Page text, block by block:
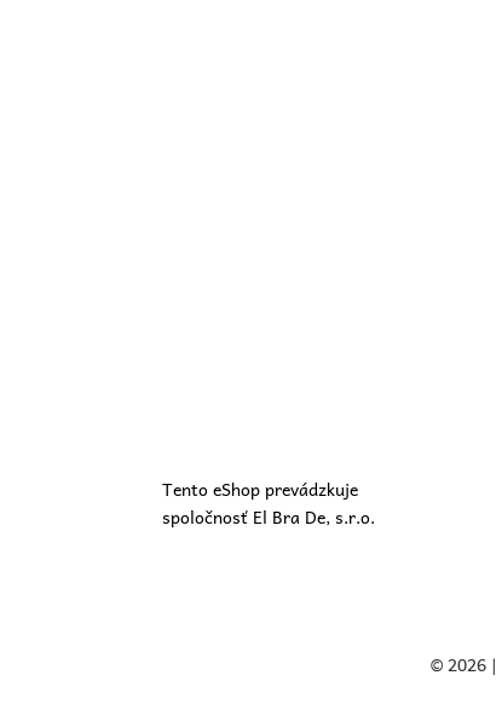
Tento eShop prevádzkuje
spoločnosť El Bra De, s.r.o.
© 2026 |